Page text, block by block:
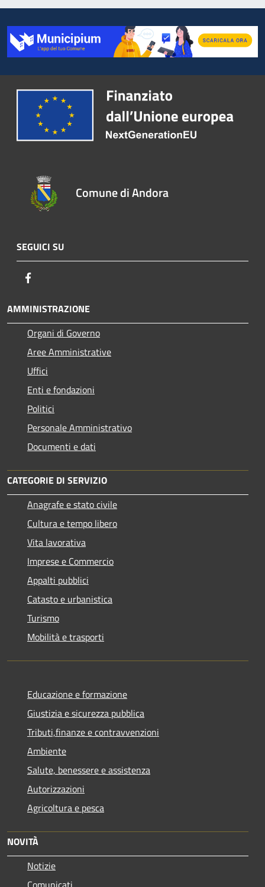
Comune di Andora
SEGUICI SU
AMMINISTRAZIONE
Organi di Governo
Aree Amministrative
Uffici
Enti e fondazioni
Politici
Personale Amministrativo
Documenti e dati
CATEGORIE DI SERVIZIO
Anagrafe e stato civile
Cultura e tempo libero
Vita lavorativa
Imprese e Commercio
Appalti pubblici
Catasto e urbanistica
Turismo
Mobilità e trasporti
Educazione e formazione
Giustizia e sicurezza pubblica
Tributi,finanze e contravvenzioni
Ambiente
Salute, benessere e assistenza
Autorizzazioni
Agricoltura e pesca
NOVITÀ
Notizie